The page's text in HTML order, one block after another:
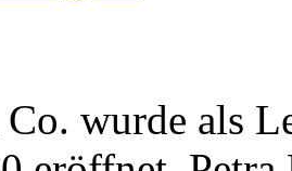
wurde als